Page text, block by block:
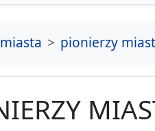
pionierzy